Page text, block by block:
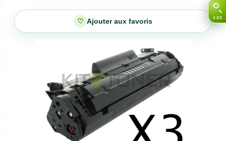
♡ Ajouter aux favoris